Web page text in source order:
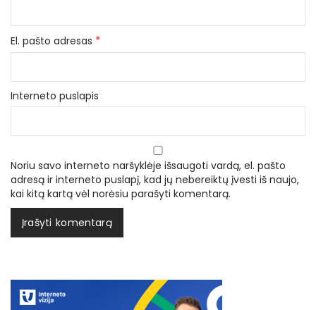
El. pašto adresas *
Interneto puslapis
Noriu savo interneto naršyklėje išsaugoti vardą, el. pašto
adresą ir interneto puslapį, kad jų nebereiktų įvesti iš naujo,
kai kitą kartą vėl norėsiu parašyti komentarą.